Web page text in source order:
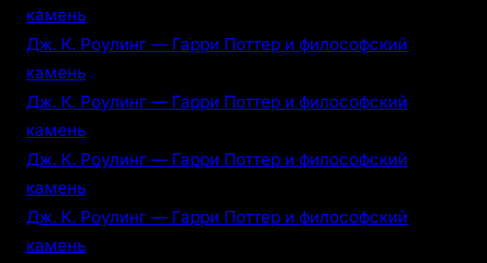
камень
Дж. К. Роулинг — Гарри Поттер и философский
камень
Дж. К. Роулинг — Гарри Поттер и философский
камень
Дж. К. Роулинг — Гарри Поттер и философский
камень
Дж. К. Роулинг — Гарри Поттер и философский
камень